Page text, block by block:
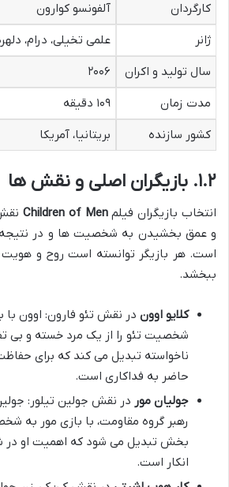
کارگردان
آلفونسو کوارون
ژانر
علمی تخیلی، درام،
سال تولید و اکران
۲۰۰۶
مدت زمان
۱۰۹ دقیقه
کشور سازنده
بریتانیا، آمریکا
۱.۲. بازیگران اصلی و نقش ها
انتخاب بازیگران فیلمChildren of Menنقش
و عمق بخشیدن به شخصیت ها و در
است. هر بازیگر توانسته است روح و
ببخشد.
کلایو اوون در نقش تئو فارون: اوون با
شخصیت تئو را از یک مرد خسته و بی
ناخواسته تبدیل می کند که برای
حاضر به فداکاری است.
جولیان مور در نقش جولین تیلور:
رهبر گروه مقاومت، با بازی مور به
بخش تبدیل می شود که اهمیت او در
انکار است.